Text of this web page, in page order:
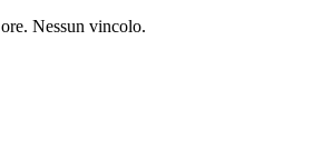
Nessun vincolo.